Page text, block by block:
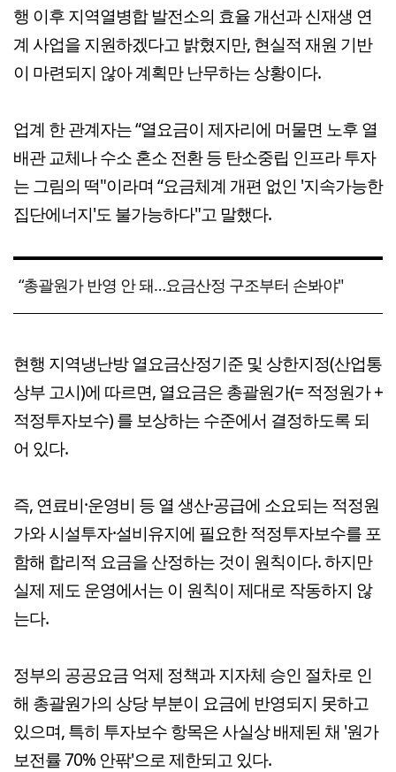
행 이후 지역열병합 발전소의 효율 개선과 신재생 연
계 사업을 지원하겠다고 밝혔지만, 현실적 재원 기반
이 마련되지 않아 계획만 난무하는 상황이다.
업계 한 관계자는 “열요금이 제자리에 머물면 노후 열
배관 교체나 수소 혼소 전환 등 탄소중립 인프라 투자
는 그림의 떡"이라며 “요금체계 개편 없인 '지속가능한
집단에너지'도 불가능하다"고 말했다.
“총괄원가 반영 안 돼…요금산정 구조부터 손봐야"
현행 지역냉난방 열요금산정기준 및 상한지정(산업통
상부 고시)에 따르면, 열요금은 총괄원가(= 적정원가 +
적정투자보수) 를 보상하는 수준에서 결정하도록 되
어 있다.
즉, 연료비·운영비 등 열 생산·공급에 소요되는 적정원
가와 시설투자·설비유지에 필요한 적정투자보수를 포
함해 합리적 요금을 산정하는 것이 원칙이다. 하지만
실제 제도 운영에서는 이 원칙이 제대로 작동하지 않
는다.
정부의 공공요금 억제 정책과 지자체 승인 절차로 인
해 총괄원가의 상당 부분이 요금에 반영되지 못하고
있으며, 특히 투자보수 항목은 사실상 배제된 채 '원가
보전률 70% 안팎'으로 제한되고 있다.